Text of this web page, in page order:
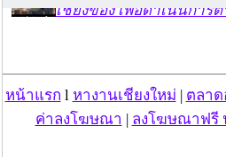
เชียงของ เพื่อดำเนินกา
“ตรีนุช” เปิดตัวระบบ “e-
แรงงานต่างด้าวออนไลน์
ประเทศ เริ่ม 13 ต.ค. นี้
หน้าแรก l หางานเชียงใหม่ | ตลา
ค่าลงโฆษณา | ลงโฆษณาฟรี